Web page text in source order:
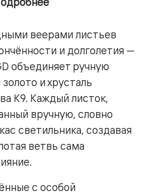
веерами листьев
и долголетия —
объединяет ручную
и хрусталь
K9. Каждый листок,
вручную, словно
светильника, создавая
ветвь сама
с особой